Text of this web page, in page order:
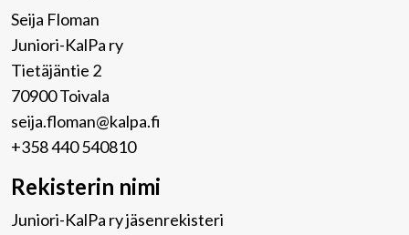
Seija Floman
Juniori-KalPa ry
Tietäjäntie 2
70900 Toivala
seija.floman@kalpa.fi
+358 440 540810
Rekisterin nimi
Juniori-KalPa ry jäsenrekisteri